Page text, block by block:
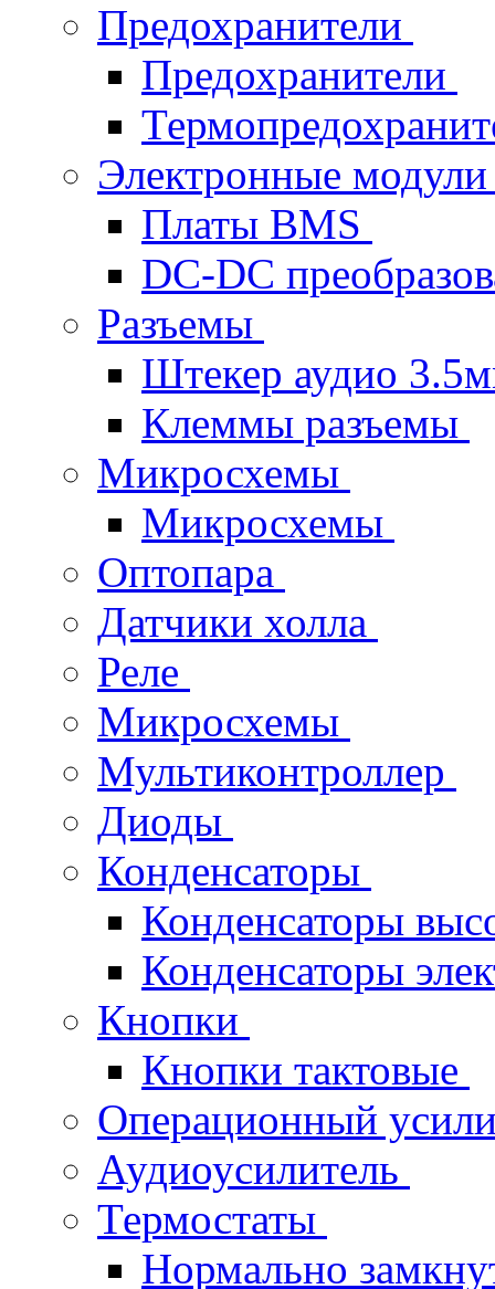
Предохранители
Предохранители
Электронные
Платы BMS
DC-DC
Разъемы
Штекер аудио
Клеммы разъемы
Микросхемы
Микросхемы
Оптопара
Датчики холла
Реле
Микросхемы
Мультиконтроллер
Диоды
Конденсаторы
Конденсаторы
Конденсаторы
Кнопки
Кнопки тактовые
Операционный
Аудиоусилитель
Термостаты
Нормально